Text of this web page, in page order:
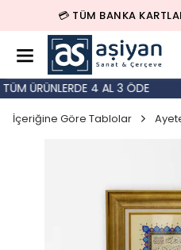
💳 TÜM BANKA
ÜRÜNLERDE 4 AL 3 ÖDE
İçeriğine Göre Tablolar